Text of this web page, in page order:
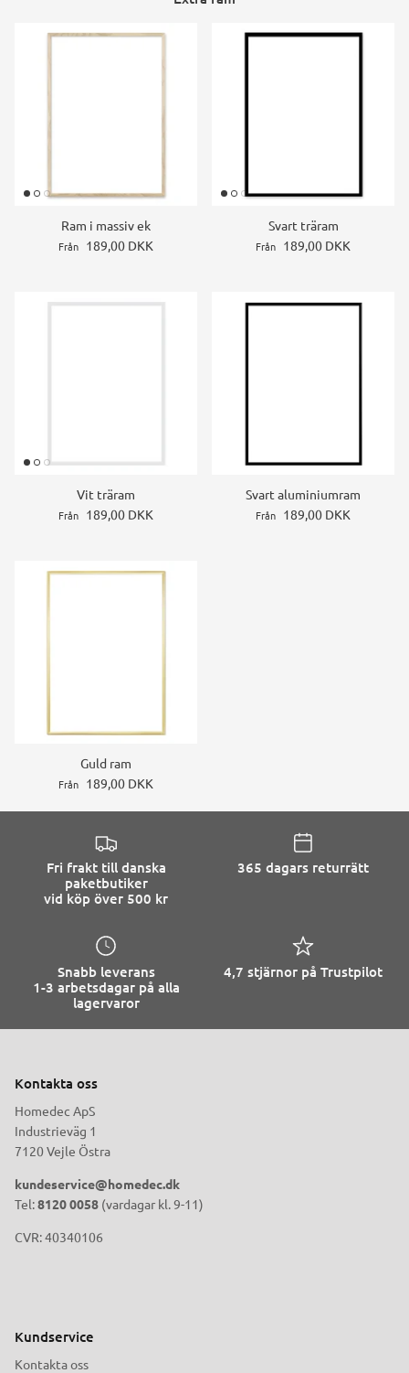
Ram i massiv ek
Från 189,00 DKK
Svart träram
Från 189,00 DKK
Vit träram
Från 189,00 DKK
Svart aluminiumram
Från 189,00 DKK
Guld ram
Från 189,00 DKK
Fri frakt till danska
paketbutiker
vid köp över 500 kr
365 dagars returrätt
Snabb leverans
1-3 arbetsdagar på alla
lagervaror
4,7 stjärnor på Trustpilot
Kontakta oss
Homedec ApS
Industrieväg 1
7120 Vejle Östra
kundeservice@homedec.dk
Tel:8120 0058 (vardagar kl. 9-11)
CVR: 40340106
Kundservice
Kontakta oss